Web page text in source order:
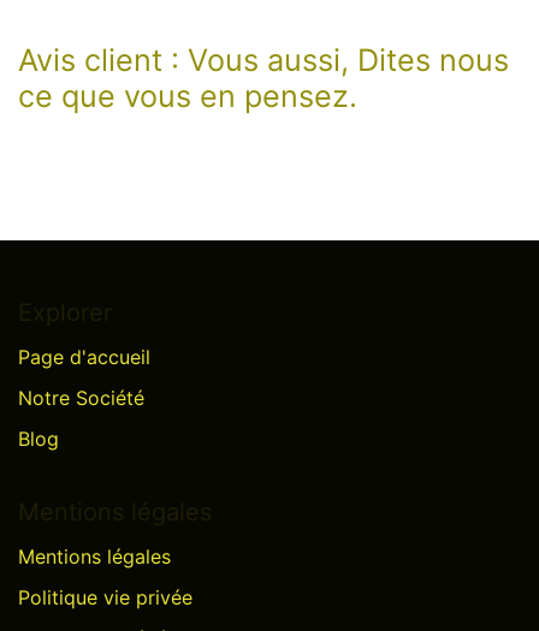
Avis client : Vous aussi, Dites nous
ce que vous en pensez.
Page d'accueil
Notre Société
Blog
Mentions légales
Politique vie privée